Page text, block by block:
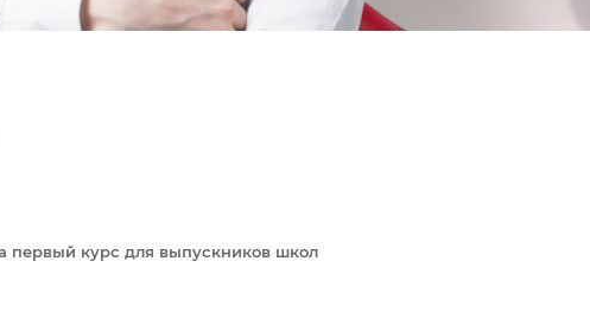
первый курс для выпускников школ